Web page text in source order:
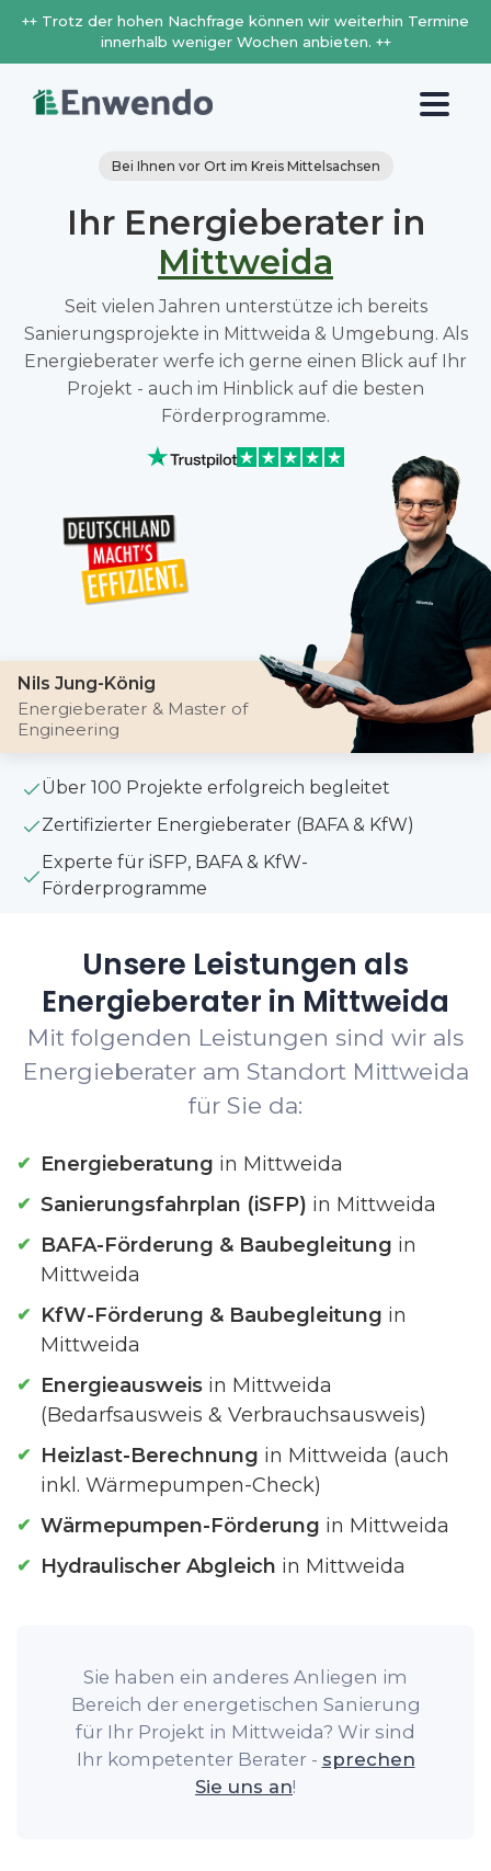
++ Trotz der hohen Nachfrage können wir weiterhin Termine
innerhalb weniger Wochen anbieten. ++
Bei Ihnen vor Ort im Kreis Mittelsachsen
Ihr Energieberater in
Mittweida
Seit vielen Jahren unterstütze ich bereits
Sanierungsprojekte in Mittweida & Umgebung. Als
Energieberater werfe ich gerne einen Blick auf Ihr
Projekt - auch im Hinblick auf die besten
Förderprogramme.
Nils Jung-König
Energieberater & Master of
Engineering
Über 100 Projekte erfolgreich begleitet
Zertifizierter Energieberater (BAFA & KfW)
Experte für iSFP, BAFA & KfW-
Förderprogramme
Unsere Leistungen als
Energieberater in Mittweida
Mit folgenden Leistungen sind wir als
Energieberater am Standort Mittweida
für Sie da:
Energieberatung in Mittweida
Sanierungsfahrplan (iSFP) in Mittweida
BAFA-Förderung & Baubegleitung in
Mittweida
KfW-Förderung & Baubegleitung in
Mittweida
Energieausweis in Mittweida
(Bedarfsausweis & Verbrauchsausweis)
Heizlast-Berechnung in Mittweida (auch
inkl. Wärmepumpen-Check)
Wärmepumpen-Förderung in Mittweida
Hydraulischer Abgleich in Mittweida
Sie haben ein anderes Anliegen im
Bereich der energetischen Sanierung
für Ihr Projekt in Mittweida? Wir sind
Ihr kompetenter Berater - sprechen
Sie uns an!